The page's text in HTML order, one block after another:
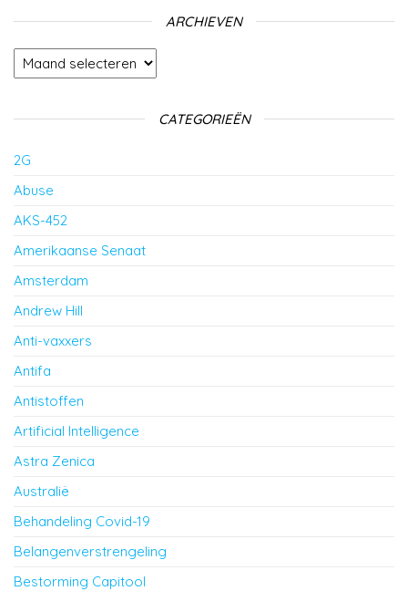
ARCHIEVEN
Archieven
CATEGORIEËN
2G
Abuse
AKS-452
Amerikaanse Senaat
Amsterdam
Andrew Hill
Anti-vaxxers
Antifa
Antistoffen
Artificial Intelligence
Astra Zenica
Australië
Behandeling Covid-19
Belangenverstrengeling
Bestorming Capitool